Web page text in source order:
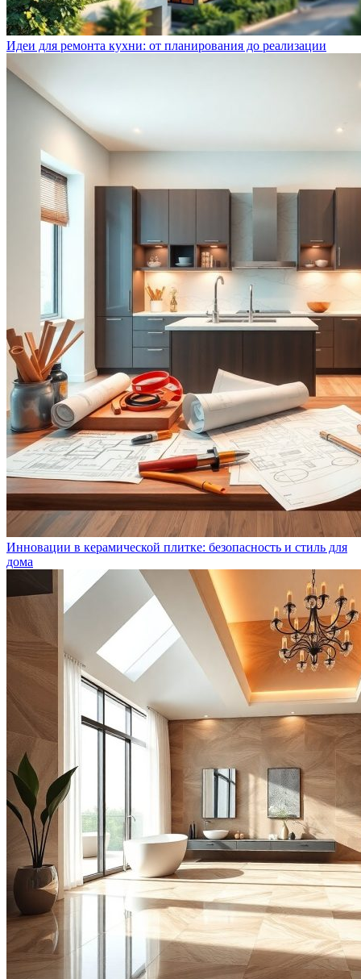
Идеи для ремонта кухни: от планирования до реализации
Инновации в керамической плитке: безопасность и стиль для
дома